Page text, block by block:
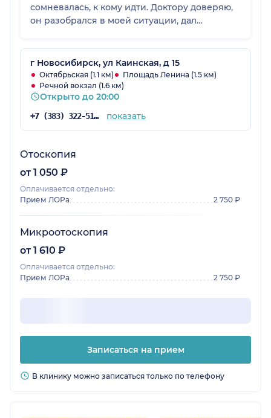
сомневалась, к кому идти. Доктору доверяю,
он разобрался в моей ситуации, дал
г Новосибирск, ул Каинская, д 15
Октябрьская (1.1 км)
Площадь Ленина (1.5 км)
Речной вокзал (1.6 км)
Открыто до 20:00
+7 (383) 322-51-13 показать
Отоскопия
от 1 050 ₽
Оплачивается отдельно:
Прием ЛОРа
2 750 ₽
Микроотоскопия
от 1 610 ₽
Оплачивается отдельно:
Прием ЛОРа
2 750 ₽
Записаться на прием
В клинику можно записаться только по телефону